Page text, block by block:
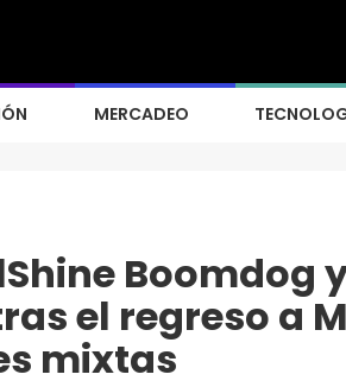
MERCADEO
Boomdog
el regreso a
mixtas